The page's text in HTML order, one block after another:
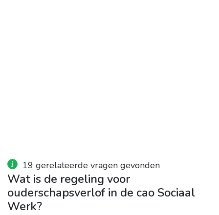
19 gerelateerde vragen gevonden
Wat is de regeling voor
ouderschapsverlof in de cao Sociaal
Werk?